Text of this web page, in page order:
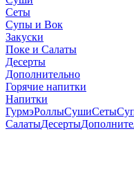
Сеты
Супы и Вок
Закуски
Поке и Салаты
Десерты
Дополнительно
Горячие напитки
Напитки
ГурмэРоллыСушиСеты
СалатыДесерты